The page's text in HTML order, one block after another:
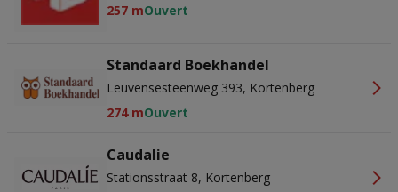
257 mOuvert
Standaard Boekhandel
Leuvensesteenweg 393, Kortenberg
274 mOuvert
Caudalie
Stationsstraat 8, Kortenberg